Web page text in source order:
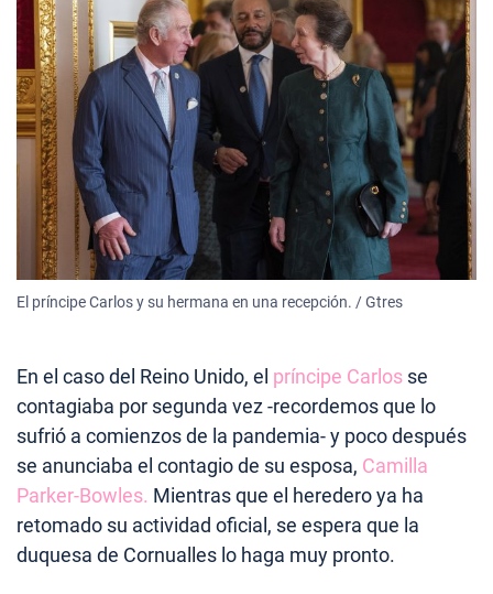
El príncipe Carlos y su hermana en una recepción. / Gtres
En el caso del Reino Unido, el príncipe Carlos se
contagiaba por segunda vez -recordemos que lo
sufrió a comienzos de la pandemia- y poco después
se anunciaba el contagio de su esposa, Camilla
Parker-Bowles. Mientras que el heredero ya ha
retomado su actividad oficial, se espera que la
duquesa de Cornualles lo haga muy pronto.